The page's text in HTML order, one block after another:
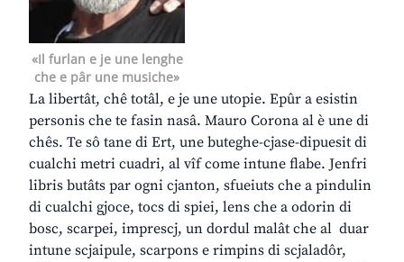
«Il furlan e je une lenghe
che e pâr une musiche»
La libertât, chê totâl, e je une utopie. Epûr a esistin
personis che te fasin nasâ. Mauro Corona al è une di
chês. Te sô tane di Ert, une buteghe-cjase-dipuesit di
cualchi metri cuadri, al vîf come intune flabe. Jenfri
libris butâts par ogni cjanton, sfueiuts che a pindulin
di cualchi gjoce, tocs di spiei, lens che a odorin di
bosc, scarpei, imprescj, un dordul malât che al duar
intune scjaipule, scarpons e rimpins di scjaladôr,